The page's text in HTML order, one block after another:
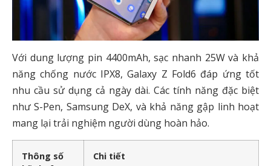
Với dung lượng pin 4400mAh, sạc nhanh 25W và khả
năng chống nước IPX8, Galaxy Z Fold6 đáp ứng tốt
nhu cầu sử dụng cả ngày dài. Các tính năng đặc biệt
như S-Pen, Samsung DeX, và khả năng gập linh hoạt
mang lại trải nghiệm người dùng hoàn hảo.
Thông số
Chi tiết